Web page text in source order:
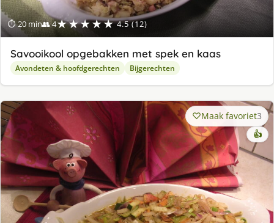
⏱ 20 min👥 4★★★★★ 4.5 (12)
Savooikool opgebakken met spek en kaas
Avondeten & hoofdgerechten Bijgerechten
Maak favoriet3
👍